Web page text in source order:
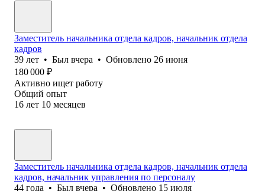
Заместитель начальника отдела кадров, начальник отдела
кадров
39 лет • Был вчера • Обновлено 26 июня
180 000 ₽
Активно ищет работу
Общий опыт
16 лет 10 месяцев
Заместитель начальника отдела кадров, начальник отдела
кадров, начальник управления по персоналу
44 года • Был вчера • Обновлено 15 июля